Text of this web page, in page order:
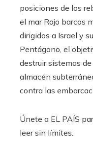
posiciones de los
el mar Rojo barcos
dirigidos a Israel y
Pentágono, el
destruir sistemas
almacén
contra las
Únete a EL PAÍS
leer sin límites.